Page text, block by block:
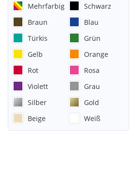
Mehrfarbig
Schwarz
Braun
Blau
Türkis
Grün
Gelb
Orange
Rot
Rosa
Violett
Grau
Silber
Gold
Beige
Weiß